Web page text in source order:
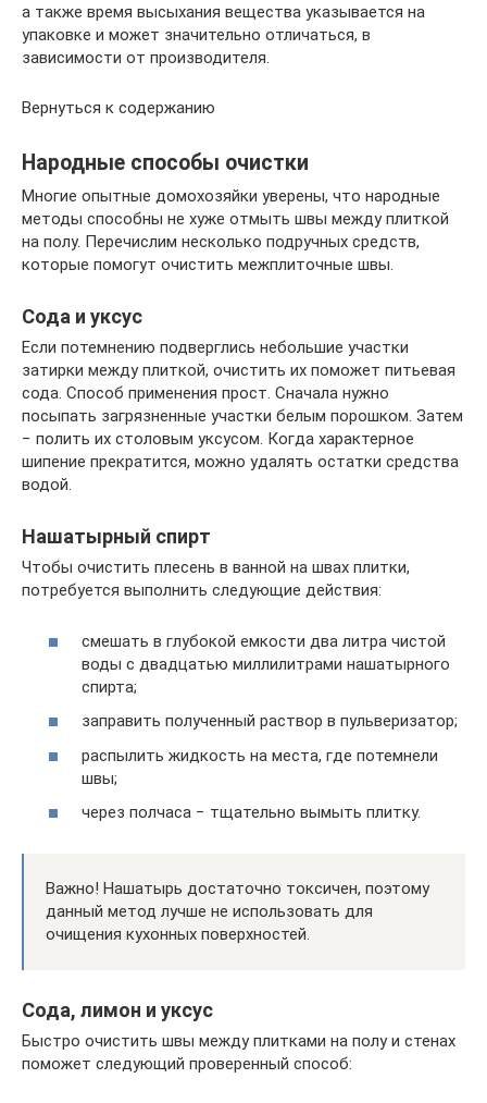
а также время высыхания вещества указывается на
упаковке и может значительно отличаться, в
зависимости от производителя.
Вернуться к содержанию
Народные способы очистки
Многие опытные домохозяйки уверены, что народные
методы способны не хуже отмыть швы между плиткой
на полу. Перечислим несколько подручных средств,
которые помогут очистить межплиточные швы.
Сода и уксус
Если потемнению подверглись небольшие участки
затирки между плиткой, очистить их поможет питьевая
сода. Способ применения прост. Сначала нужно
посыпать загрязненные участки белым порошком. Затем
− полить их столовым уксусом. Когда характерное
шипение прекратится, можно удалять остатки средства
водой.
Нашатырный спирт
Чтобы очистить плесень в ванной на швах плитки,
потребуется выполнить следующие действия:
смешать в глубокой емкости два литра чистой
воды с двадцатью миллилитрами нашатырного
спирта;
заправить полученный раствор в пульверизатор;
распылить жидкость на места, где потемнели
швы;
через полчаса − тщательно вымыть плитку.
Важно! Нашатырь достаточно токсичен, поэтому
данный метод лучше не использовать для
очищения кухонных поверхностей.
Сода, лимон и уксус
Быстро очистить швы между плитками на полу и стенах
поможет следующий проверенный способ: